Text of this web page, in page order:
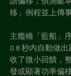
移」例程並上傳
主艦橋「藍船」
0.8 秒內自動做
收了微小回饋，
發或顯著功率偏